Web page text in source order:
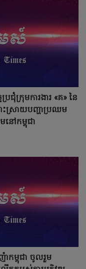
ក្រុមការងារ «គ» នៃ
ោះស្រាយបញ្ហាប្រឈម
ៅកម្ពុជា
កម្ពុជា ចូលរួម